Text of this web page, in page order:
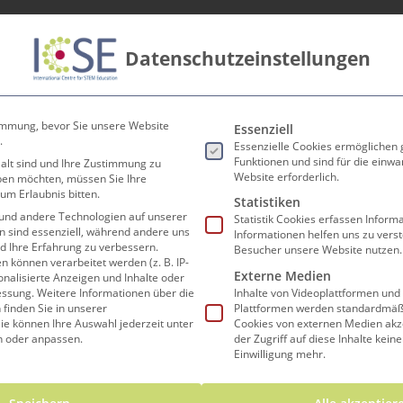
Lehrer*innen Forschen und Lehren
Küche startet
OPEN SCHOOLING PROJEKTE UND VIELES
Datenschutzeinstellungen
bevor Sie unsere Website
sind und Ihre Zustimmung zu
möchten, müssen Sie Ihre
Erlaubnis bitten.
andere Technologien auf unserer
sind essenziell, während andere uns
Ihre Erfahrung zu verbessern.
können verarbeitet werden (z. B. IP-
Anzeigen und Inhalte oder
Weitere Informationen über die
Sie in unserer
können Ihre Auswahl jederzeit unter
oder anpassen.
Es folgt eine Liste der
Essenziell
Essenzielle Cookies ermöglichen
Funktionen und sind für die
Website erforderlich.
Statistiken
Statistik Cookies erfassen
Informationen helfen uns zu
Besucher unsere Website nutzen.
Externe Medien
Inhalte von Videoplattformen
Plattformen werden
Cookies von externen Medien
der Zugriff auf diese Inhalte
Einwilligung mehr.